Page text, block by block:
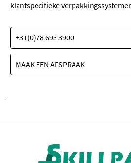
klantspecifieke
+31(0)78 693 3900
MAAK EEN AFSPRAAK